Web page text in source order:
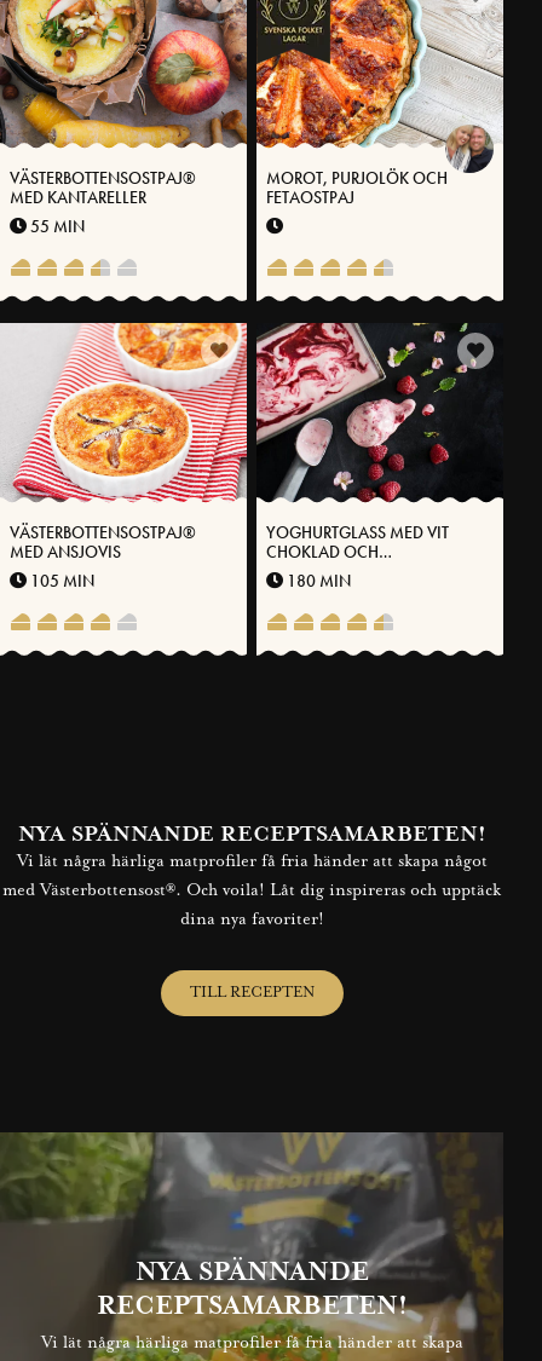
VÄSTERBOTTENSOSTPAJ®
MED KANTARELLER
55 MIN
MOROT, PURJOLÖK OCH
FETAOSTPAJ
VÄSTERBOTTENSOSTPAJ®
MED ANSJOVIS
105 MIN
YOGHURTGLASS MED VIT
CHOKLAD OCH
VÄSTERBOTTENSOST
180 MIN
NYA SPÄNNANDE RECEPTSAMARBETEN!
Vi lät några härliga matprofiler få fria händer att skapa något
med Västerbottensost®. Och voila! Låt dig inspireras och upptäck
dina nya favoriter!
TILL RECEPTEN
NYA SPÄNNANDE
RECEPTSAMARBETEN!
Vi lät några härliga matprofiler få fria händer att skapa